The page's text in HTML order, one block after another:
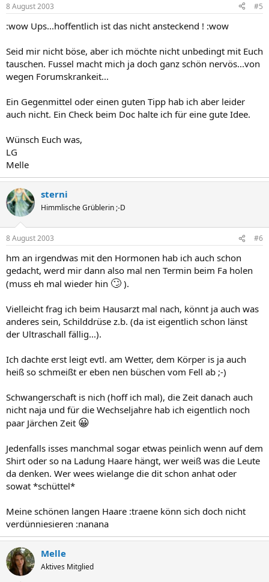
8 August 2003 #5
:wow Ups...hoffentlich ist das nicht ansteckend ! :wow
Seid mir nicht böse, aber ich möchte nicht unbedingt mit Euch
tauschen. Fussel macht mich ja doch ganz schön nervös...von
wegen Forumskrankeit...
Ein Gegenmittel oder einen guten Tipp hab ich aber leider
auch nicht. Ein Check beim Doc halte ich für eine gute Idee.
Wünsch Euch was,
LG
Melle
sterni
Himmlische Grüblerin ;-D
8 August 2003 #6
hm an irgendwas mit den Hormonen hab ich auch schon
gedacht, werd mir dann also mal nen Termin beim Fa holen
(muss eh mal wieder hin 🙄 ).
Vielleicht frag ich beim Hausarzt mal nach, könnt ja auch was
anderes sein, Schilddrüse z.b. (da ist eigentlich schon länst
der Ultraschall fällig...).
Ich dachte erst leigt evtl. am Wetter, dem Körper is ja auch
heiß so schmeißt er eben nen büschen vom Fell ab ;-)
Schwangerschaft is nich (hoff ich mal), die Zeit danach auch
nicht naja und für die Wechseljahre hab ich eigentlich noch
paar Järchen Zeit 😀
Jedenfalls isses manchmal sogar etwas peinlich wenn auf dem
Shirt oder so na Ladung Haare hängt, wer weiß was die Leute
da denken. Wer wees wielange die dit schon anhat oder
sowat *schüttel*
Meine schönen langen Haare :traene könn sich doch nicht
verdünniesieren :nanana
Melle
Aktives Mitglied